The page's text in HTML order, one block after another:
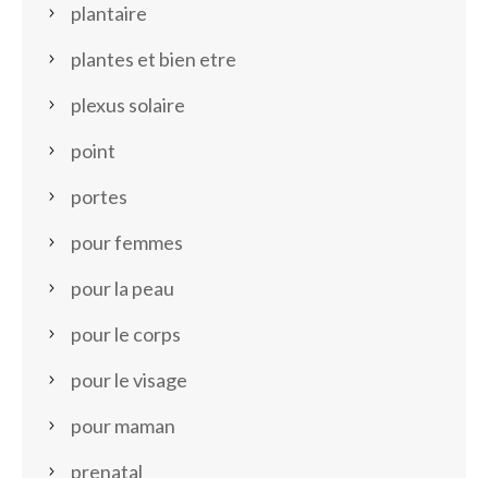
plantaire
plantes et bien etre
plexus solaire
point
portes
pour femmes
pour la peau
pour le corps
pour le visage
pour maman
prenatal